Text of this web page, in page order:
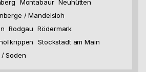
Montabaur Neuhütten
/ Mandelsloh
Rodgau Rödermark
Stockstadt am Main
Soden